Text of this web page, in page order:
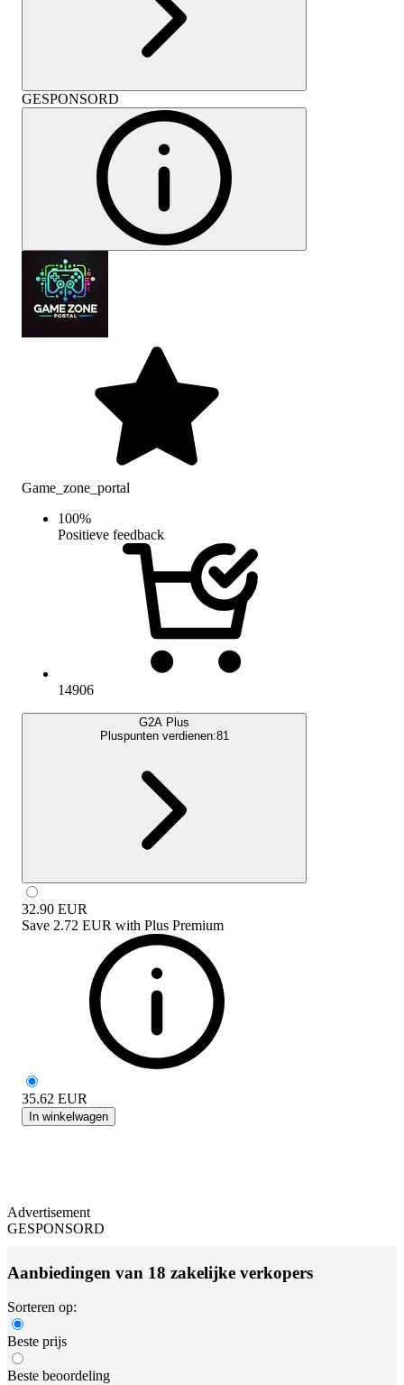
GESPONSORD
Game_zone_portal
100%
Positieve feedback
14906
G2A Plus
Pluspunten verdienen:81
32.90 EUR
Save 2.72 EUR with Plus Premium
35.62 EUR
In winkelwagen
Advertisement
GESPONSORD
Aanbiedingen van 18 zakelijke verkopers
Sorteren op:
Beste prijs
Beste beoordeling